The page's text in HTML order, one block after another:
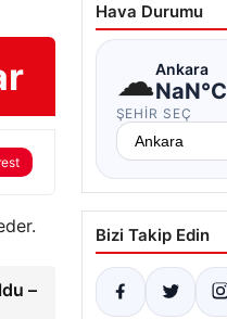
–
Hava Durumu
☁Ankara
NaN°C
ŞEHIR SEÇ
Bizi Takip Edin